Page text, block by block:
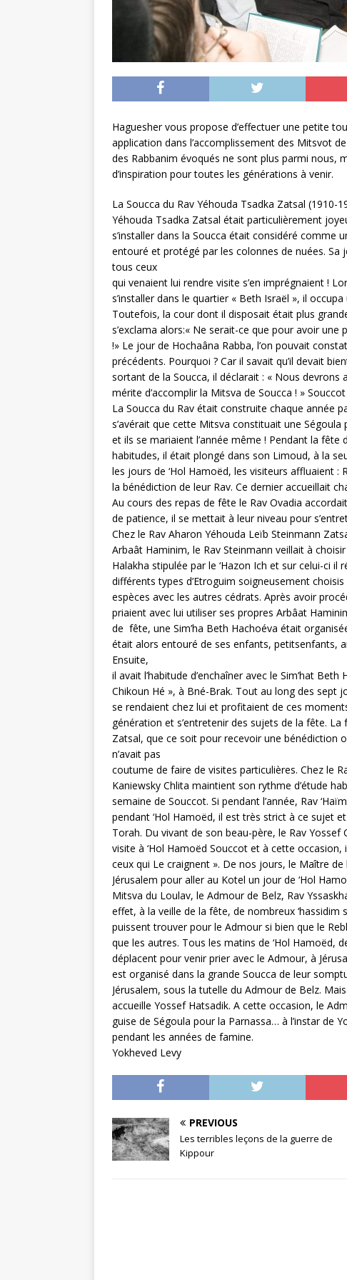
Haguesher vous propose d’effectuer une petite
application dans l’accomplissement des Mitsvot
des Rabbanim évoqués ne sont plus parmi nous,
d’inspiration pour toutes les générations à venir.
La Soucca du Rav Yéhouda Tsadka Zatsal
Yéhouda Tsadka Zatsal était particulièrement
s’installer dans la Soucca était considéré comme
entouré et protégé par les colonnes de nuées.
tous ceux
qui venaient lui rendre visite s’en imprégnaient !
s’installer dans le quartier « Beth Israël », il
Toutefois, la cour dont il disposait était plus
s’exclama alors:« Ne serait-ce que pour avoir
!» Le jour de Hochaâna Rabba, l’on pouvait
précédents. Pourquoi ? Car il savait qu’il devait
sortant de la Soucca, il déclarait : « Nous devrons
mérite d’accomplir la Mitsva de Soucca ! »
La Soucca du Rav était construite chaque année
s’avérait que cette Mitsva constituait une
et ils se mariaient l’année même ! Pendant la
habitudes, il était plongé dans son Limoud, à la
les jours de ‘Hol Hamoëd, les visiteurs affluaient
la bénédiction de leur Rav. Ce dernier accueillait
Au cours des repas de fête le Rav Ovadia
de patience, il se mettait à leur niveau pour
Chez le Rav Aharon Yéhouda Leïb Steinmann
Arbaât Haminim, le Rav Steinmann veillait à
Halakha stipulée par le ‘Hazon Ich et sur celui-ci il
différents types d’Etroguim soigneusement
espèces avec les autres cédrats. Après avoir
priaient avec lui utiliser ses propres Arbâat
de fête, une Sim’ha Beth Hachoéva était
était alors entouré de ses enfants, petitsenfants,
Ensuite,
il avait l’habitude d’enchaîner avec le
Chikoun Hé », à Bné-Brak. Tout au long des sept
se rendaient chez lui et profitaient de ces
génération et s’entretenir des sujets de la fête.
Zatsal, que ce soit pour recevoir une bénédiction
n’avait pas
coutume de faire de visites particulières. Chez le
Kaniewsky Chlita maintient son rythme d’étude
semaine de Souccot. Si pendant l’année, Rav
pendant ‘Hol Hamoëd, il est très strict à ce sujet et
Torah. Du vivant de son beau-père, le Rav Yossef
visite à ‘Hol Hamoëd Souccot et à cette
ceux qui Le craignent ». De nos jours, le Maître
Jérusalem pour aller au Kotel un jour de ‘Hol
Mitsva du Loulav, le Admour de Belz, Rav
effet, à la veille de la fête, de nombreux ‘hassidim
puissent trouver pour le Admour si bien que le
que les autres. Tous les matins de ‘Hol Hamoëd,
déplacent pour venir prier avec le Admour, à
est organisé dans la grande Soucca de leur
Jérusalem, sous la tutelle du Admour de Belz.
accueille Yossef Hatsadik. A cette occasion, le
guise de Ségoula pour la Parnassa… à l’instar de
pendant les années de famine.
Yokheved Levy
PREVIOUS
Les terribles leçons de la guerre de
Kippour